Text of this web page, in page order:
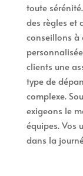
toute
des règles et
conseillons à
clients une
type de
complexe.
exigeons le
équipes. Vos
dans la